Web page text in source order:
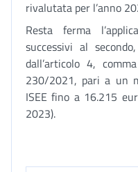
rivalutata per l’anno
Resta ferma
successivi al
dall’articolo 4,
230/2021, pari a un
ISEE fino a 16.215
2023).